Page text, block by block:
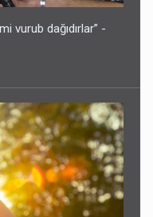
vurub dağıdırlar” -